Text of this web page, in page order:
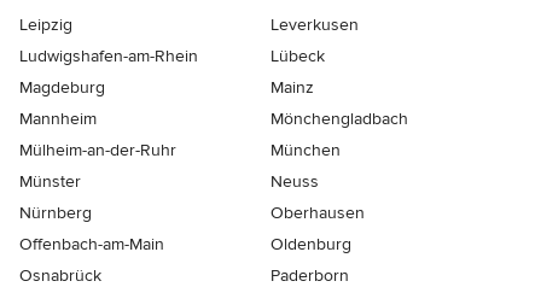
Leipzig
Leverkusen
Ludwigshafen-am-Rhein
Lübeck
Magdeburg
Mainz
Mannheim
Mönchen­gladbach
Mülheim-an-der-Ruhr
München
Münster
Neuss
Nürnberg
Oberhausen
Offenbach-am-Main
Oldenburg
Osnabrück
Paderborn